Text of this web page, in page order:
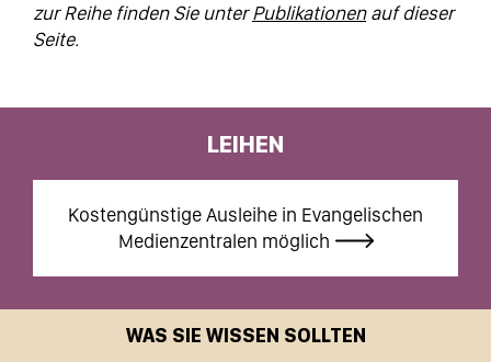
zur Reihe finden Sie unterPublikationenauf dieser
Seite.
LEIHEN
Kostengünstige Ausleihe in Evangelischen
Medienzentralen möglich
WAS SIE WISSEN SOLLTEN